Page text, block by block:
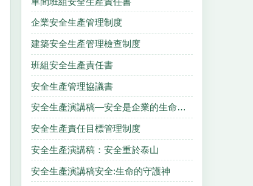
企業安全生產管理制度
建築安全生產管理檢查制度
班組安全生產責任書
安全生產管理協議書
安全生產演講稿—安全是企業的生命，是職工的福祉
安全生產責任目標管理制度
安全生產演講稿：安全重於泰山
安全生產演講稿安全:生命的守護神